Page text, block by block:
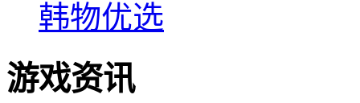
韩物优选
游戏资讯